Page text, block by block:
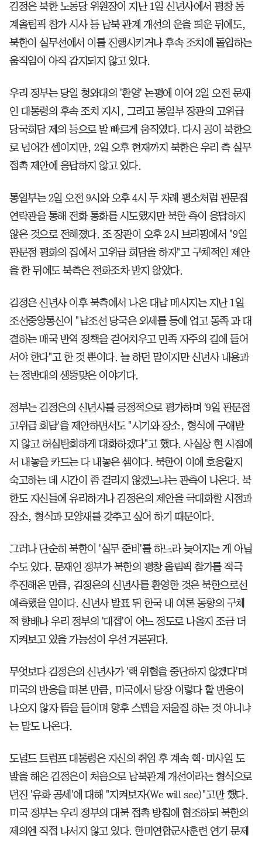
김정은 북한 노동당 위원장이 지난 1일 신년사에서 평창 동
계올림픽 참가 시사 등 남북 관계 개선의 운을 띄운 뒤에도,
북한이 실무선에서 이를 진행시키거나 후속 조치에 돌입하는
움직임이 아직 감지되지 않고 있다.
우리 정부는 당일 청와대의 '환영' 논평에 이어 2일 오전 문재
인 대통령의 후속 조치 지시, 그리고 통일부 장관의 고위급
당국회담 제의 등으로 발 빠르게 움직였다. 다시 공이 북한으
로 넘어간 셈이지만, 2일 오후 현재까지 북한은 우리 측 실무
접촉 제안에 응답하지 않고 있다.
통일부는 2일 오전 9시와 오후 4시 두 차례 평소처럼 판문점
연락관을 통해 전화 통화를 시도했지만 북한 측이 응답하지
않은 것으로 전해졌다. 조 장관이 오후 2시 브리핑에서 "9일
판문점 평화의 집에서 고위급 회담을 하자"고 구체적인 제안
을 한 뒤에도 북측은 전화조차 받지 않았다.
김정은 신년사 이후 북측에서 나온 대남 메시지는 지난 1일
조선중앙통신이 "남조선 당국은 외세를 등에 업고 동족 과 대
결하는 매국 반역 정책을 걷어치우고 민족 자주의 길에 들어
서야 한다"고 한 것 뿐이다. 늘 하던 말이지만 신년사 내용과
는 정반대의 생뚱맞은 이야기다.
정부는 김정은의 신년사를 긍정적으로 평가하며 '9일 판문점
고위급 회담'을 제안하면서도 "시기와 장소, 형식에 구애받
지 않고 허심탄회하게 대화하겠다"고 했다. 사실상 현 시점에
서 내놓을 카드는 다 내놓은 셈이다. 북한이 이에 호응할지
숙고하는 데 시간이 좀 걸리지 않겠느냐는 관측이 나온다. 북
한도 자신들에 유리하거나 김정은의 제안을 극대화할 시점과
장소, 형식과 모양새를 갖추고 싶어 하기 때문이다.
그러나 단순히 북한이 '실무 준비'를 하느라 늦어지는 게 아닐
수도 있다. 문재인 정부가 북한의 평창 올림픽 참가를 적극
추진해온 만큼, 김정은의 신년사를 환영한 것은 북한으로선
예측했을 일이다. 신년사 발표 뒤 한국 내 여론 동향의 구체
적 향배나 우리 정부의 '대접'이 어느 정도로 나올지 조금 더
지켜보고 있을 가능성이 우선 거론된다.
무엇보다 김정은의 신년사가 '핵 위협을 중단하지 않겠다'며
미국의 반응을 떠본 만큼, 미국에서 당장 이렇다 할 반응이
나오지 않자 뜸을 들이며 향후 스텝을 저울질 하는 것 아니냐
는 말도 나온다.
도널드 트럼프 대통령은 자신의 취임 후 계속 핵·미사일 도
발을 해온 김정은이 처음으로 남북관계 개선이라는 형식으로
던진 '유화 공세'에 대해 "지켜보자(We will see)"고만 했다.
미국 정부는 우리 정부의 대북 접촉 방침에 협조하되 북한의
제의엔 직접 나서지 않고 있다. 한미연합군사훈련 연기 문제